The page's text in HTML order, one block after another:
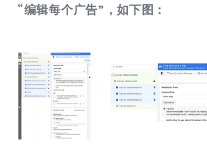
“编辑每个广告”，如下图：